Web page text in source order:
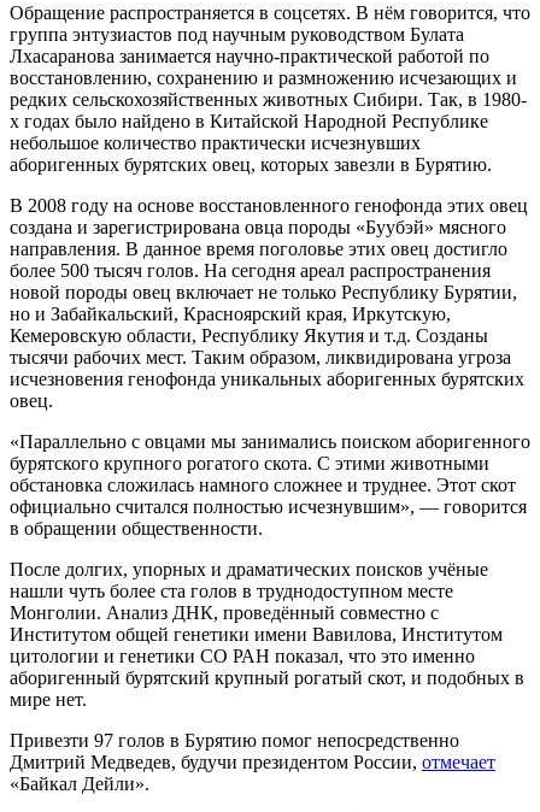
Обращение распространяется в соцсетях. В нём говорится, что
группа энтузиастов под научным руководством Булата
Лхасаранова занимается научно-практической работой по
восстановлению, сохранению и размножению исчезающих и
редких сельскохозяйственных животных Сибири. Так, в 1980-
х годах было найдено в Китайской Народной Республике
небольшое количество практически исчезнувших
аборигенных бурятских овец, которых завезли в Бурятию.
В 2008 году на основе восстановленного генофонда этих овец
создана и зарегистрирована овца породы «Буубэй» мясного
направления. В данное время поголовье этих овец достигло
более 500 тысяч голов. На сегодня ареал распространения
новой породы овец включает не только Республику Бурятии,
но и Забайкальский, Красноярский края, Иркутскую,
Кемеровскую области, Республику Якутия и т.д. Созданы
тысячи рабочих мест. Таким образом, ликвидирована угроза
исчезновения генофонда уникальных аборигенных бурятских
овец.
«Параллельно с овцами мы занимались поиском аборигенного
бурятского крупного рогатого скота. С этими животными
обстановка сложилась намного сложнее и труднее. Этот скот
официально считался полностью исчезнувшим», — говорится
в обращении общественности.
После долгих, упорных и драматических поисков учёные
нашли чуть более ста голов в труднодоступном месте
Монголии. Анализ ДНК, проведённый совместно с
Институтом общей генетики имени Вавилова, Институтом
цитологии и генетики СО РАН показал, что это именно
аборигенный бурятский крупный рогатый скот, и подобных в
мире нет.
Привезти 97 голов в Бурятию помог непосредственно
Дмитрий Медведев, будучи президентом России, отмечает
«Байкал Дейли».